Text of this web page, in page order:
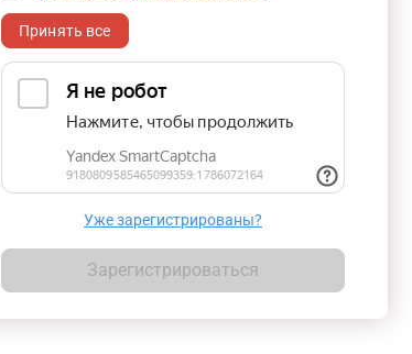
Принять все
Уже зарегистрированы?
Зарегистрироваться